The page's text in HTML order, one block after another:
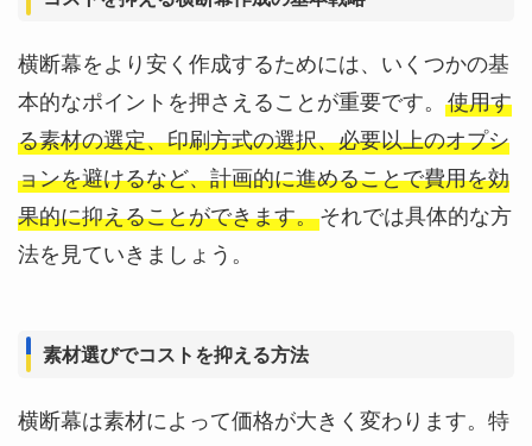
横断幕をより安く作成するためには、いくつかの基
本的なポイントを押さえることが重要です。 使用す
る素材の選定、印刷方式の選択、必要以上のオプシ
ョンを避けるなど、計画的に進めることで費用を効
果的に抑えることができます。それでは具体的な方
法を見ていきましょう。
素材選びでコストを抑える方法
横断幕は素材によって価格が大きく変わります。特